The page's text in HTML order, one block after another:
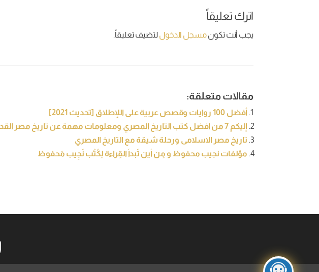
اترك تعليقاً
يجب أنت تكونمسجل الدخوللتضيف تعليقاً.
مقالات متعلقة:
أفضل 100 روايات وقصص عربية على اللإطلاق [تحديث 2021]
إليكم 7 من افضل كتب التاريخ المصري ومعلومات مهمة عن تاريخ مصر القديمة
تاريخ مصر الاسلامى ورحلة شيقة مع التاريخ المصري
مؤلفات نجيب محفوظ و مِن أين تَبدأ القِراءة لِكُتُب نَجِيب مَحفوظ